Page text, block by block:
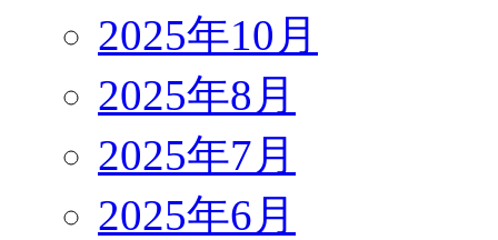
2025年10月
2025年8月
2025年7月
2025年6月